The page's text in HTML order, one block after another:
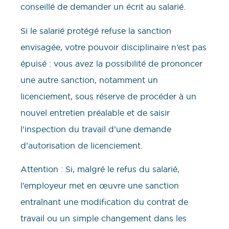
conseillé de demander un écrit au salarié.
Si le salarié protégé refuse la sanction
envisagée, votre pouvoir disciplinaire n’est pas
épuisé : vous avez la possibilité de prononcer
une autre sanction, notamment un
licenciement, sous réserve de procéder à un
nouvel entretien préalable et de saisir
l’inspection du travail d’une demande
d’autorisation de licenciement.
Attention : Si, malgré le refus du salarié,
l’employeur met en œuvre une sanction
entraînant une modification du contrat de
travail ou un simple changement dans les